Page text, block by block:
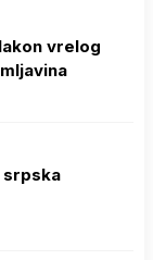
vrelog
srpska